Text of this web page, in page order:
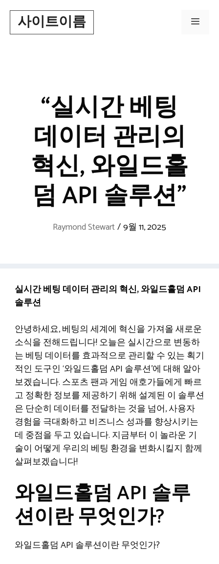
content사이트이름 Menu
“실시간 베팅
데이터 관리의
혁신, 와일드홀
덤 API 솔루션”
Raymond Stewart/9월 11, 2025
실시간 베팅 데이터 관리의 혁신, 와일드홀덤 API
솔루션
안녕하세요, 베팅의 세계에 혁신을 가져올 새로운
소식을 전해드립니다! 오늘은 실시간으로 변동하
는 베팅 데이터를 효과적으로 관리할 수 있는 획기
적인 도구인 ‘와일드홀덤 API 솔루션’에 대해 알아
보겠습니다. 스포츠 팬과 게임 애호가들에게 빠르
고 정확한 정보를 제공하기 위해 설계된 이 솔루션
은 단순히 데이터를 전달하는 것을 넘어, 사용자
경험을 극대화하고 비즈니스 성과를 향상시키는
데 중점을 두고 있습니다. 지금부터 이 놀라운 기
술이 어떻게 우리의 베팅 환경을 변화시킬지 함께
살펴보겠습니다!
와일드홀덤 API 솔루
션이란 무엇인가?
와일드홀덤 API 솔루션이란 무엇인가?